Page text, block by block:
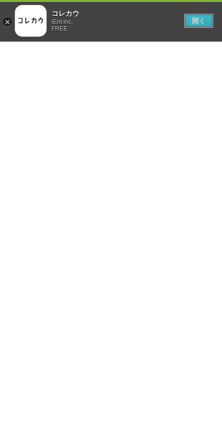
コレカウ
iEnt inc.
FREE
開く